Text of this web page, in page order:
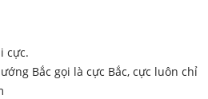
cực.
Bắc gọi là cực Bắc, cực luôn chỉ